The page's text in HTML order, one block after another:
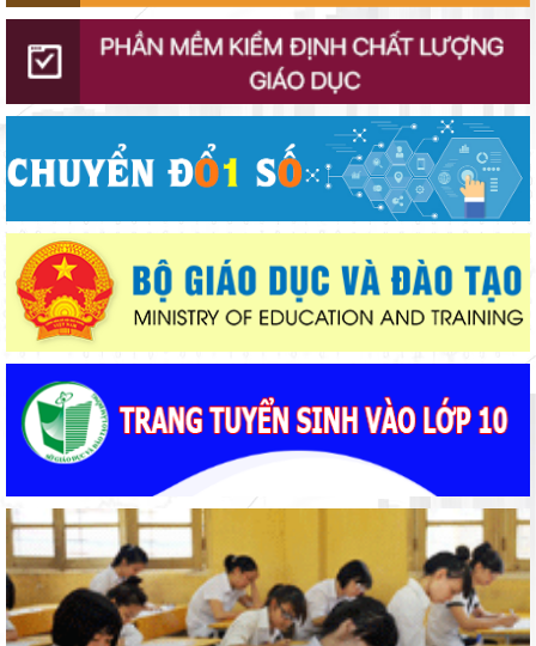
Bộ Giáo dục và Đào tạo triển khai 100 ngày tháo gỡ các điểm
nghẽn về chuyển đổi số
tạo nguồn nhân lực y tế
phòng, chống đuối nước và sơ cấp cứu cho thanh thiếu nhi
trường định hướng XHCN trong kỷ nguyên mới - Bài 2: Khơi
thông nguồn lực, vững bước tiến vào kỷ nguyên mới (tiếp theo
và hết)
Thí điểm giáo dục AI góp phần đổi mới quản trị, nâng cao hiệu
quả hoạt động giáo dục
cho năm học 2026 - 2027
Đẩy mạnh truyền thông về giáo dục nghề nghiệp trong toàn
ngành năm 2026